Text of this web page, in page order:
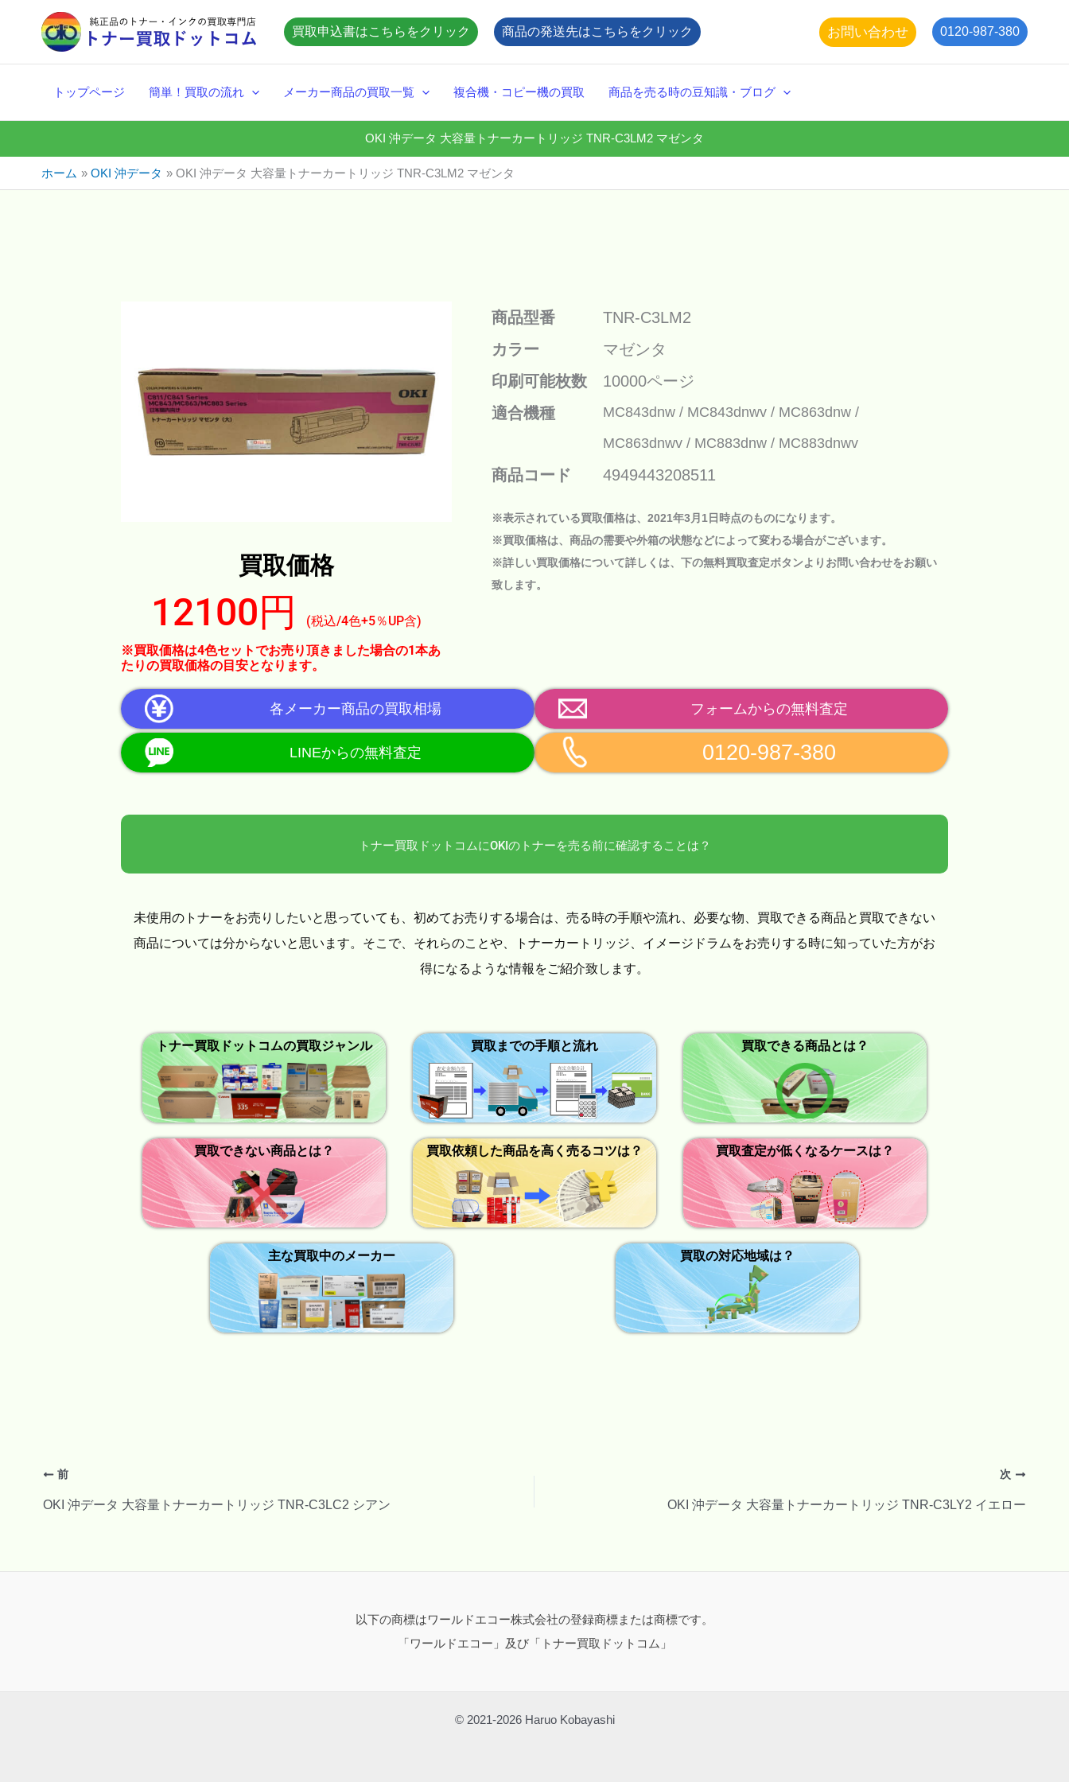
プ
買取申込書はこちらをクリック 商品の発送先はこちらをクリック お問い合わせ 0120-987-380
トップページ 簡単！買取の流れ メーカー商品の買取一覧 複合機・コピー機の買取 商品を売る時の豆知識・ブログ
OKI 沖データ 大容量トナーカートリッジ TNR-C3LM2 マゼンタ
ホーム OKI 沖データ OKI 沖データ 大容量トナーカートリッジ TNR-C3LM2 マゼンタ
買取価格
12100円
(税込/4色+5％UP含)
※買取価格は4色セットでお売り頂きました場合の1本あ
たりの買取価格の目安となります。
商品型番
TNR-C3LM2
カラー
マゼンタ
印刷可能枚数
10000ページ
適合機種
MC843dnw MC843dnwv
MC863dnw
MC863dnwv
MC883dnw MC883dnwv
商品コード 4949443208511
※表示されている買取価格は、2021年3月1日時点のものになります。
※買取価格は、商品の需要や外箱の状態などによって変わる場合がございます。
※詳しい買取価格について詳しくは、下の無料買取査定ボタンよりお問い合わせをお願い
致します。
各メーカー商品の買取相場 フォームからの無料査定
LINEからの無料査定 0120-987-380
トナー買取ドットコムにOKIのトナーを売る前に確認することは？
未使用のトナーをお売りしたいと思っていても、初めてお売りする場合は、売る時の手順や流れ、必要な物、買取できる商品と買取できない
商品については分からないと思います。そこで、それらのことや、トナーカートリッジ、イメージドラムをお売りする時に知っていた方がお
得になるような情報をご紹介致します。
トナー買取ドットコムの買取ジャンル 買取までの手順と流れ 買取できる商品とは？
買取できない商品とは？ 買取依頼した商品を高く売るコツは？ 買取査定が低くなるケースは？
主な買取中のメーカー 買取の対応地域は？
前
OKI 沖データ 大容量トナーカートリッジ TNR-C3LC2 シアン
次
OKI 沖データ 大容量トナーカートリッジ TNR-C3LY2 イエロー
以下の商標はワールドエコー株式会社の登録商標または商標です。
「ワールドエコー」及び「トナー買取ドットコム」
© 2021-2026 Haruo Kobayashi